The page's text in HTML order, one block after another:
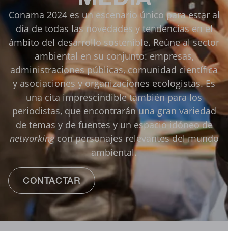
Conama 2024 es un escenario único para estar al
día de todas las novedades y tendencias en el
ámbito del desarrollo sostenible. Reúne al sector
ambiental en su conjunto: empresas,
administraciones públicas, comunidad científica
y asociaciones y organizaciones ecologistas. Es
una cita imprescindible también para los
periodistas, que encontrarán una gran variedad
de temas y de fuentes y un espacio idóneo de
networkingcon personajes relevantes del mundo
ambiental.
CONTACTAR